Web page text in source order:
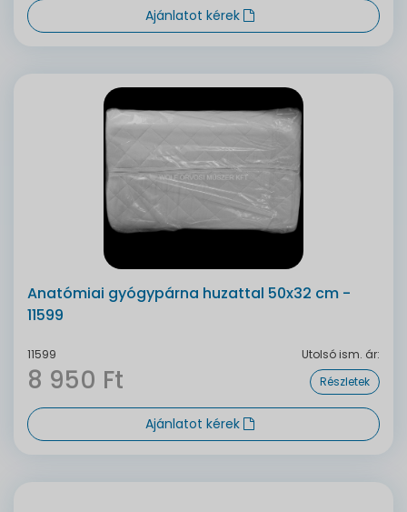
Ajánlatot kérek
Anatómiai gyógypárna huzattal 50x32 cm -
11599
11599 Utolsó ism. ár:
8 950 Ft Részletek
Ajánlatot kérek